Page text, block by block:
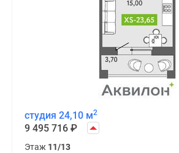
студия 24,10 м2
9 495 716 ₽
Этаж 11/13